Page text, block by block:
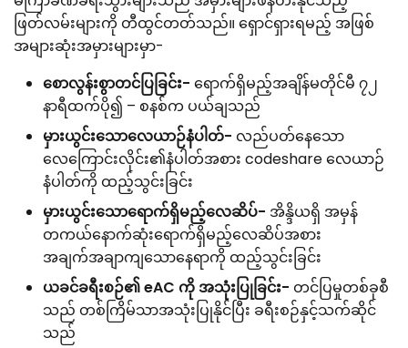
ဖြတ်လမ်းများကို တီထွင်တတ်သည်။ ရှောင်ရှားရမည့် အဖြစ်
အများဆုံးအမှားများမှာ-
စောလွန်းစွာတင်ပြခြင်း- ရောက်ရှိမည့်အချိန်မတိုင်မီ ၇၂
နာရီထက်ပို၍ – စနစ်က ပယ်ချသည်
မှားယွင်းသောလေယာဉ်နံပါတ်- လည်ပတ်နေသော
လေကြောင်းလိုင်း၏နံပါတ်အစား codeshare လေယာဉ်
နံပါတ်ကို ထည့်သွင်းခြင်း
မှားယွင်းသောရောက်ရှိမည့်လေဆိပ်- အိန္ဒိယရှိ အမှန်
တကယ်နောက်ဆုံးရောက်ရှိမည့်လေဆိပ်အစား
အချက်အချာကျသောနေရာကို ထည့်သွင်းခြင်း
ယခင်ခရီးစဉ်၏ eAC ကို အသုံးပြုခြင်း- တင်ပြမှုတစ်ခုစီ
သည် တစ်ကြိမ်သာအသုံးပြုနိုင်ပြီး ခရီးစဉ်နှင့်သက်ဆိုင်
သည်